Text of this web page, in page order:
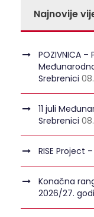
Najnovije
POZIVNICA
Srebrenici
11 juli
Srebrenici
RISE Project
Konačna
2026/27.